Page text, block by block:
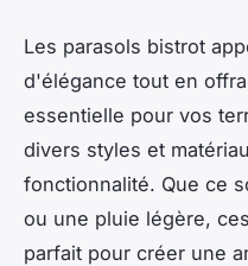
Les parasols bistrot
d'élégance tout en
essentielle pour vos
divers styles et
fonctionnalité. Que ce
ou une pluie légère,
parfait pour créer une